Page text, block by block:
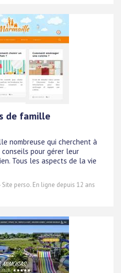
de famille
nombreuse qui cherchent à
pour gérer leur
Tous les aspects de la vie
Site perso. En ligne depuis 12 ans